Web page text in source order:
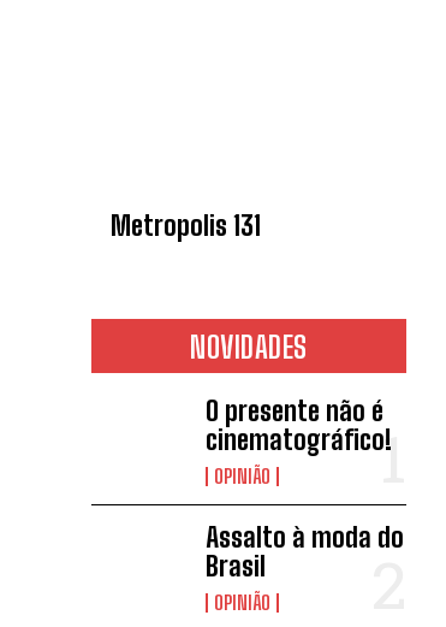
Metropolis 131
NOVIDADES
O presente não é
cinematográfico!
OPINIÃO
Assalto à moda do
Brasil
OPINIÃO